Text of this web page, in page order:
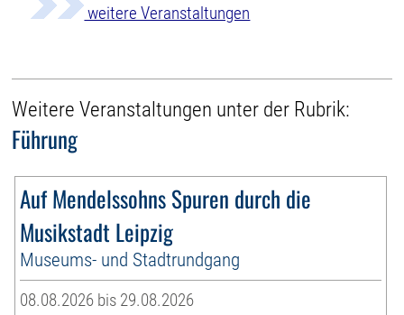
weitere Veranstaltungen
Weitere Veranstaltungen unter der Rubrik:
Führung
Auf Mendelssohns Spuren durch die
Musikstadt Leipzig
Museums- und Stadtrundgang
08.08.2026 bis 29.08.2026